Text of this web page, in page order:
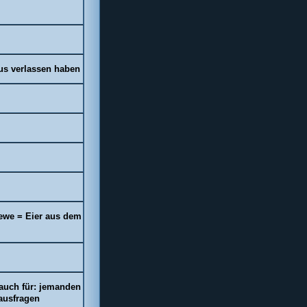
verlassen haben
= Eier aus dem
für: jemanden